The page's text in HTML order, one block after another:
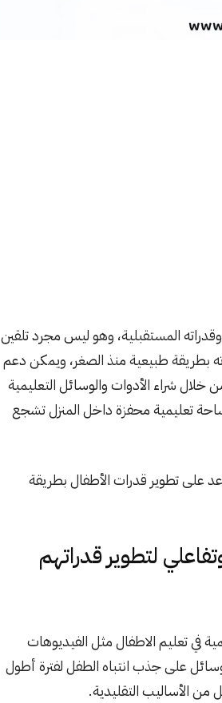
المستقبلية، وهو ليس مجرد تلقين
بطريقة طبيعية منذ الصغر، ويمكن دعم
خلال شراء الأدوات والوسائل التعليمية
تعليمية محفزة داخل المنزل تشجع
على تطوير قدرات الأطفال بطريقة
لتطوير قدراتهم
في تعليم الاطفال مثل الفيديوهات
على جذب انتباه الطفل لفترة أطول
الأساليب التقليدية.